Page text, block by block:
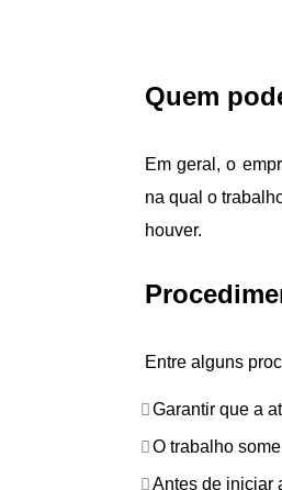
Quem
Em geral, o
na qual o
houver.
Entre alguns
Garantir que a
O trabalho
Antes de iniciar